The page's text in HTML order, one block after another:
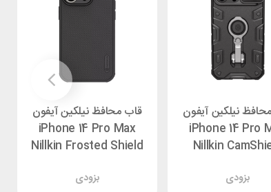
نیلکین آیفون
iPhone 14 Pro
Nillkin
بزودی
قاب محافظ نیلکین آیفون
iPhone 14 Pro Max
Nillkin Frosted Shield
بزودی